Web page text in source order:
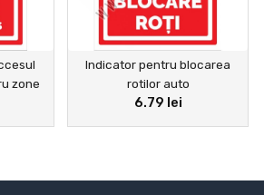
zone
Indicator pentru blocarea
rotilor auto
6.79 lei